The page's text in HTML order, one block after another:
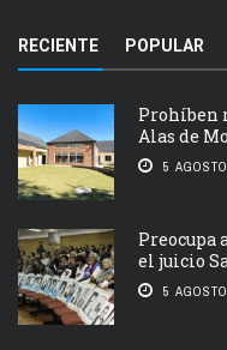
RECIENTE POPULAR
Prohíben
Alas de
5
Preocupa
el juicio
5